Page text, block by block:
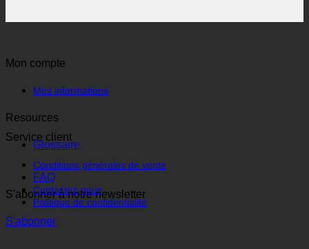
Mon compte
Mes informations
Resources
Glossaire
Service client
Conditions générales de vente
FAQ
Contactez-nous
Politique de confidentialité
S'abonner à notre newsletter
S'abonner